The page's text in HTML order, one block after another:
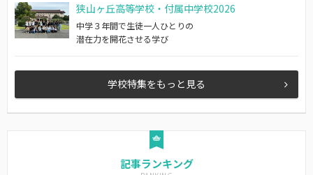
狭山ヶ丘高等学校・付属中学校2026
中学３年間で生徒一人ひとりの
潜在力を開花させる学び
学校特集をもっと見る
記事ランキング